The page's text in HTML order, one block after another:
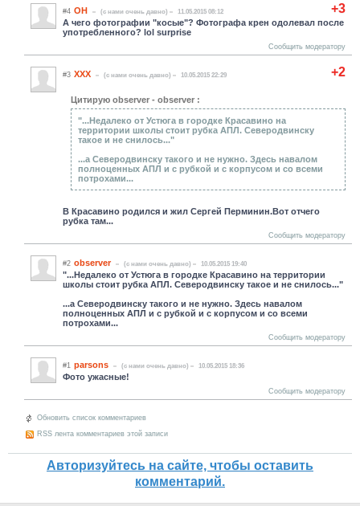
+3
#4 ОН (c нами очень давно) 11.05.2015 08:12
А чего фотографии "косые"? Фотографа крен одолевал после
употребленного? lol surprise
Сообщить модератору
+2
#3 ХХХ (c нами очень давно) 10.05.2015 22:29
Цитирую observer - observer :
"...Недалеко от Устюга в городке Красавино на
территории школы стоит рубка АПЛ. Северодвинску
такое и не снилось..."
...а Северодвинску такого и не нужно. Здесь навалом
полноценных АПЛ и с рубкой и с корпусом и со всеми
потрохами...
В Красавино родился и жил Сергей Перминин.Вот отчего
рубка там...
Сообщить модератору
#2 observer (c нами очень давно) 10.05.2015 19:40
"...Недалеко от Устюга в городке Красавино на территории
школы стоит рубка АПЛ. Северодвинску такое и не снилось..."
...а Северодвинску такого и не нужно. Здесь навалом
полноценных АПЛ и с рубкой и с корпусом и со всеми
потрохами...
Сообщить модератору
#1 parsons (c нами очень давно) 10.05.2015 18:36
Фото ужасные!
Сообщить модератору
Обновить список комментариев
RSS лента комментариев этой записи
Авторизуйтесь на сайте, чтобы оставить
комментарий.